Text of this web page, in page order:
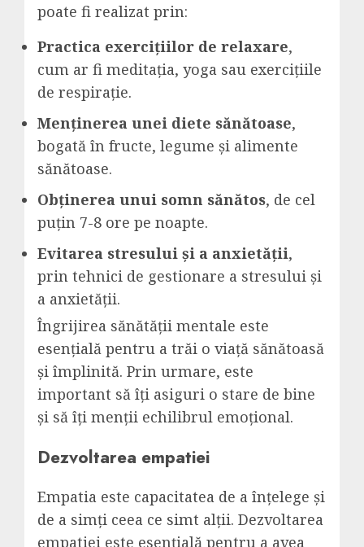
poate fi realizat prin:
Practica exercițiilor de relaxare,
cum ar fi meditația, yoga sau exercițiile
de respirație.
Menținerea unei diete sănătoase,
bogată în fructe, legume și alimente
sănătoase.
Obținerea unui somn sănătos, de cel
puțin 7-8 ore pe noapte.
Evitarea stresului și a anxietății,
prin tehnici de gestionare a stresului și
a anxietății.
Îngrijirea sănătății mentale este
esențială pentru a trăi o viață sănătoasă
și împlinită. Prin urmare, este
important să îți asiguri o stare de bine
și să îți menții echilibrul emoțional.
Dezvoltarea empatiei
Empatia este capacitatea de a înțelege și
de a simți ceea ce simt alții. Dezvoltarea
empatiei este esențială pentru a avea